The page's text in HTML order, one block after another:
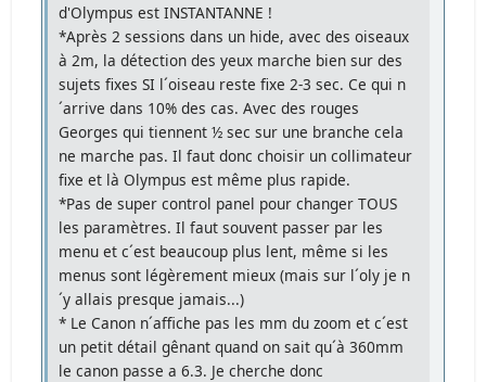
d'Olympus est INSTANTANNE !
*Après 2 sessions dans un hide, avec des oiseaux
à 2m, la détection des yeux marche bien sur des
sujets fixes SI l´oiseau reste fixe 2-3 sec. Ce qui n
´arrive dans 10% des cas. Avec des rouges
Georges qui tiennent ½ sec sur une branche cela
ne marche pas. Il faut donc choisir un collimateur
fixe et là Olympus est même plus rapide.
*Pas de super control panel pour changer TOUS
les paramètres. Il faut souvent passer par les
menu et c´est beaucoup plus lent, même si les
menus sont légèrement mieux (mais sur l´oly je n
´y allais presque jamais...)
* Le Canon n´affiche pas les mm du zoom et c´est
un petit détail gênant quand on sait qu´à 360mm
le canon passe a 6.3. Je cherche donc